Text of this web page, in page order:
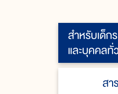
สำหรับเด็ก
และบุคคลทั่
ส